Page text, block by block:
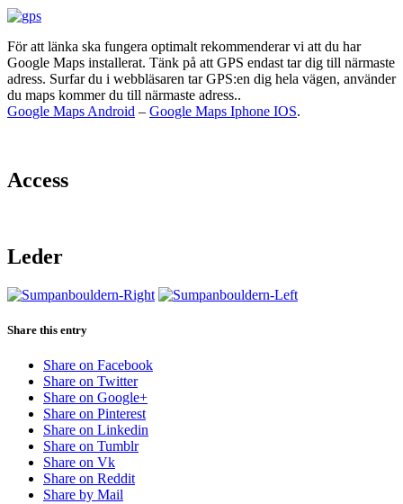
För att länka ska fungera optimalt rekommenderar vi att du har
Google Maps installerat. Tänk på att GPS endast tar dig till närmaste
adress. Surfar du i webbläsaren tar GPS:en dig hela vägen, använder
du maps kommer du till närmaste adress..
Google Maps Android – Google Maps Iphone IOS.
Access
Leder
Share this entry
Share on Facebook
Share on Twitter
Share on Google+
Share on Pinterest
Share on Linkedin
Share on Tumblr
Share on Vk
Share on Reddit
Share by Mail